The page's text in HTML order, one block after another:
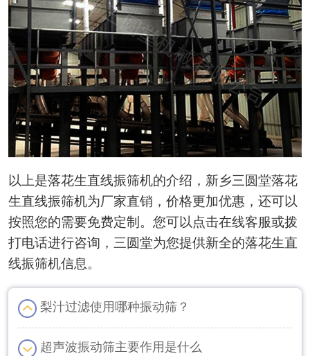
以上是落花生直线振筛机的介绍，新乡三圆堂落花
生直线振筛机为厂家直销，价格更加优惠，还可以
按照您的需要免费定制。您可以点击在线客服或拨
打电话进行咨询，三圆堂为您提供新全的落花生直
线振筛机信息。
梨汁过滤使用哪种振动筛？
超声波振动筛主要作用是什么